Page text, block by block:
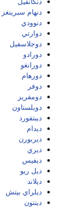
دنهام سبرينغز
دنوودي
دوارتي
دوجلاسفيل
دورادو
دورانغو
دورهام
دوفر
دومفريز
دويلستاون
ديبتفورد
ديدام
ديربورن
ديري
ديفيس
ديل ريو
ديلاند
ديلراي بيتش
دينتون